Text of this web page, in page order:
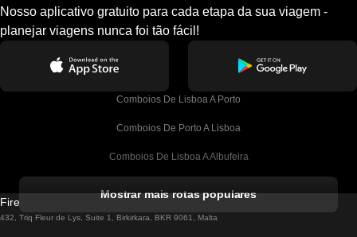
Nosso aplicativo gratuito para cada etapa da sua viagem -
planejar viagens nunca foi tão fácil!
Comboios De Lisboa A Porto
Comboios De Porto A Lisboa
Comboios De Lisboa A Albufeira
Comboios De Lisboa A Lagos
Mostrar mais rotas populares
Firebird GT Limited (OC 1451)
432, Triq Fleur de Lys, Suite 1, Birkirkara, BKR 9061, Malta